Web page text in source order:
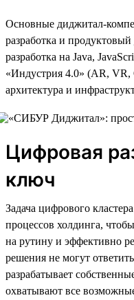
Основные диджитал-
разработка и
разработка на Java,
«Индустрия 4.0» (AR,
архитектура и
Цифровая
ключ
Задача цифрового
процессов холдинга,
на рутину и эффективно
решения не могут
разрабатывает
охватывают все